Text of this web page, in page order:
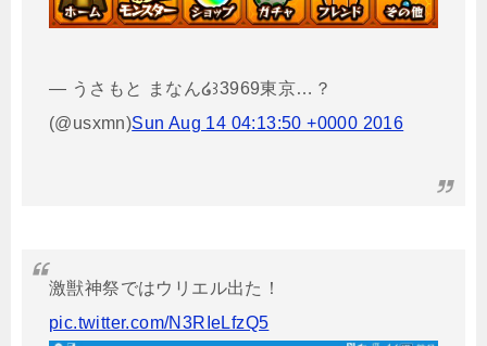
— うさもと まなん໒꒱3969東京…？
(@usxmn)Sun Aug 14 04:13:50 +0000 2016
激獣神祭ではウリエル出た！
pic.twitter.com/N3RIeLfzQ5